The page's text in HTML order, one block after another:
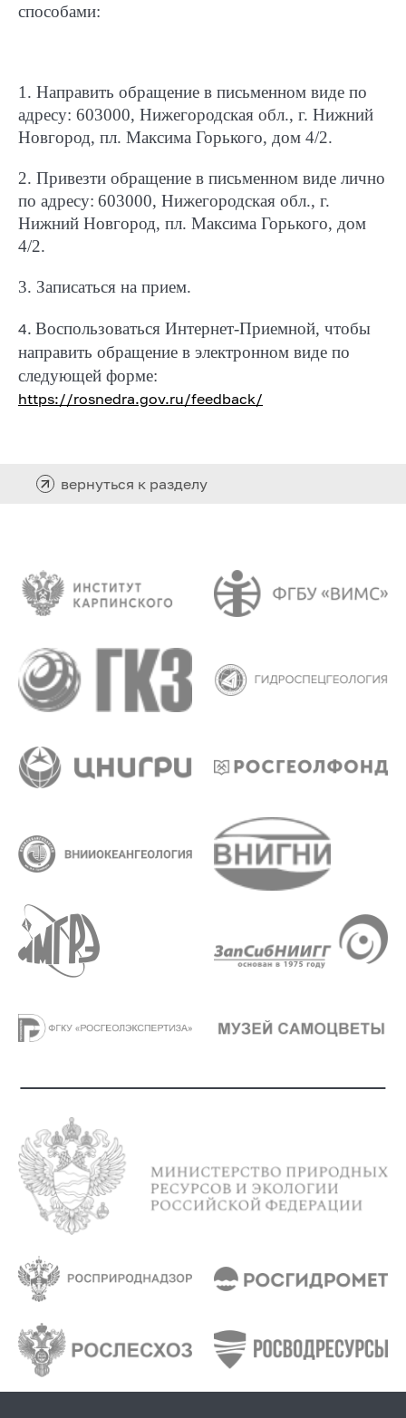
способами:
1. Направить обращение в письменном виде по
адресу: 603000, Нижегородская обл., г. Нижний
Новгород, пл. Максима Горького, дом 4/2.
2. Привезти обращение в письменном виде лично
по адресу: 603000, Нижегородская обл., г.
Нижний Новгород, пл. Максима Горького, дом
4/2.
3. Записаться на прием.
4. Воспользоваться Интернет-Приемной, чтобы
направить обращение в электронном виде по
следующей форме:
https://rosnedra.gov.ru/feedback/
вернуться к разделу